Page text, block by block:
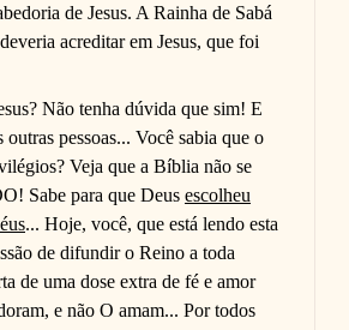
de Jesus. A Rainha de Sabá
acreditar em Jesus, que foi
Não tenha dúvida que sim! E
pessoas... Você sabia que o
Veja que a Bíblia não se
Sabe para que Deus escolheu
... Hoje, você, que está lendo esta
de difundir o Reino a toda
de uma dose extra de fé e amor
e não O amam... Por todos